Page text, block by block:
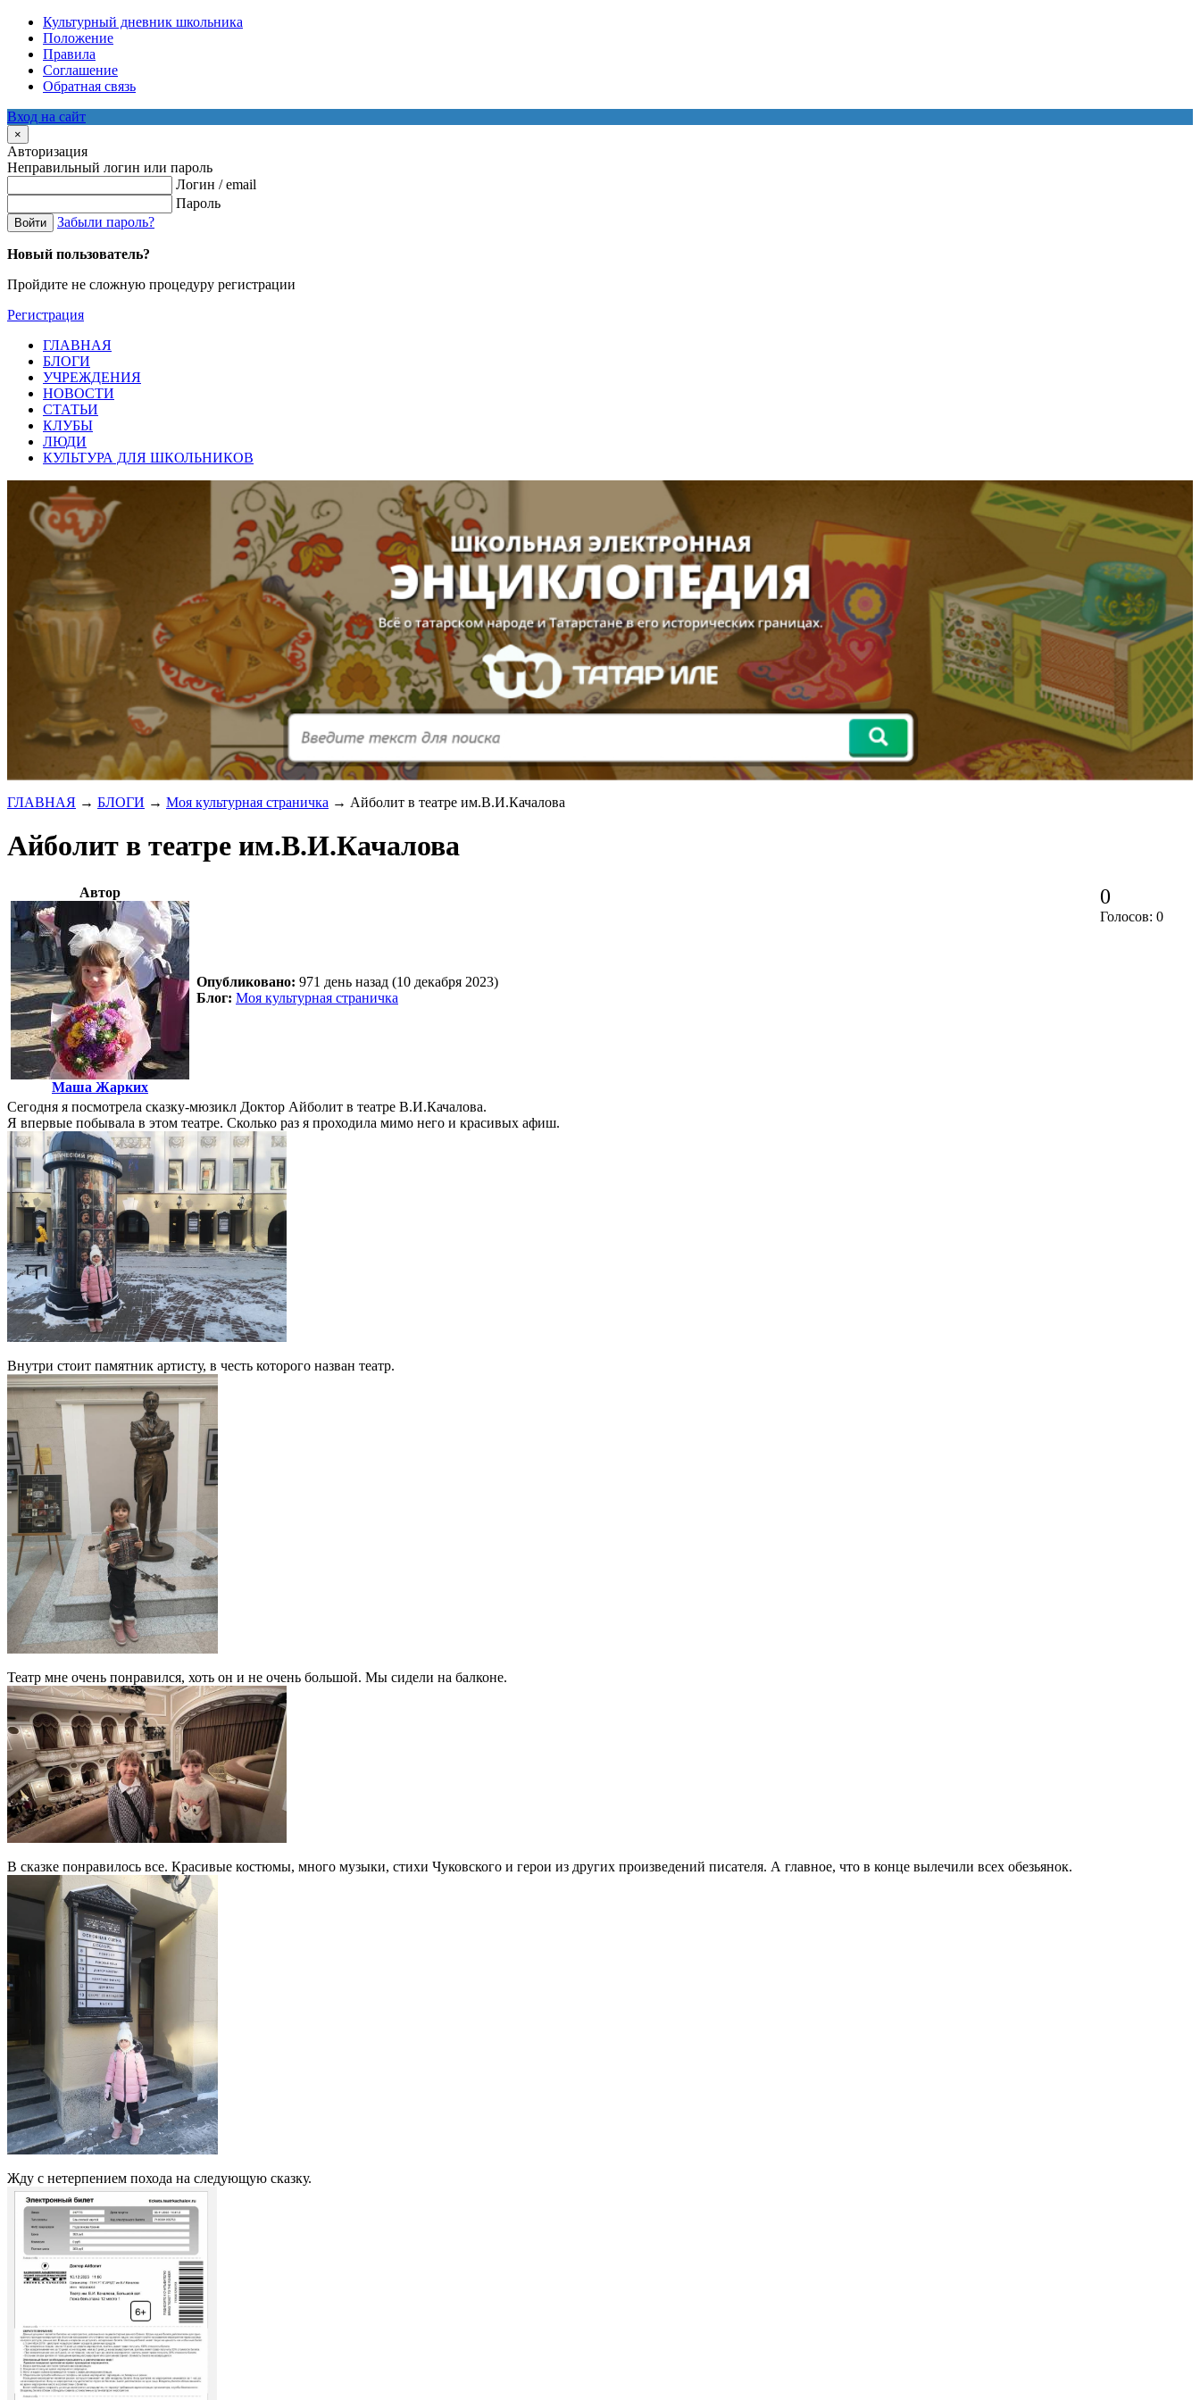
Культурный дневник школьника
Положение
Правила
Соглашение
Обратная связь
Вход на сайт
×
Авторизация
Неправильный логин или пароль
Логин / email
Пароль
Войти Забыли пароль?
Новый пользователь?
Пройдите не сложную процедуру регистрации
Регистрация
ГЛАВНАЯ
БЛОГИ
УЧРЕЖДЕНИЯ
НОВОСТИ
СТАТЬИ
КЛУБЫ
ЛЮДИ
КУЛЬТУРА ДЛЯ ШКОЛЬНИКОВ
ГЛАВНАЯ → БЛОГИ → Моя культурная страничка → Айболит в театре им.В.И.Качалова
Айболит в театре им.В.И.Качалова
Автор
Маша Жарких
Опубликовано: 971 день назад (10 декабря 2023)
Блог: Моя культурная страничка
0
Голосов: 0
Сегодня я посмотрела сказку-мюзикл Доктор Айболит в театре В.И.Качалова.
Я впервые побывала в этом театре. Сколько раз я проходила мимо него и красивых афиш.
Внутри стоит памятник артисту, в честь которого назван театр.
Театр мне очень понравился, хоть он и не очень большой. Мы сидели на балконе.
В сказке понравилось все. Красивые костюмы, много музыки, стихи Чуковского и герои из других произведений писателя. А главное, что в конце вылечили всех обезьянок.
Жду с нетерпением похода на следующую сказку.